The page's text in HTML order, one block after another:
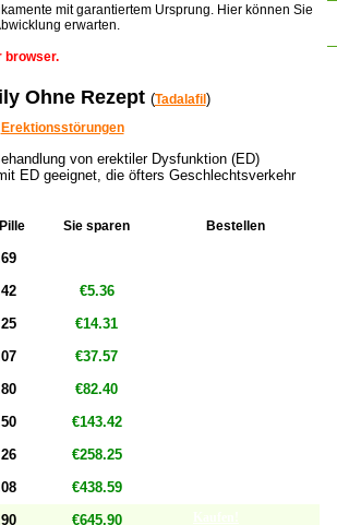
mit garantiertem Ursprung. Hier können Sie
erwarten.
browser.
Ohne Rezept (Tadalafil)
Erektionsstörungen
von erektiler Dysfunktion (ED)
ED geeignet, die öfters Geschlechtsverkehr
Sie sparen Bestellen
€5.36
€14.31
€37.57
€82.40
€143.42
€258.25
€438.59
€645.90